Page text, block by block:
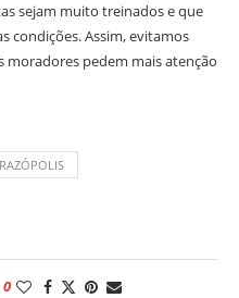
sejam muito treinados e que
condições. Assim, evitamos
moradores pedem mais atenção
0